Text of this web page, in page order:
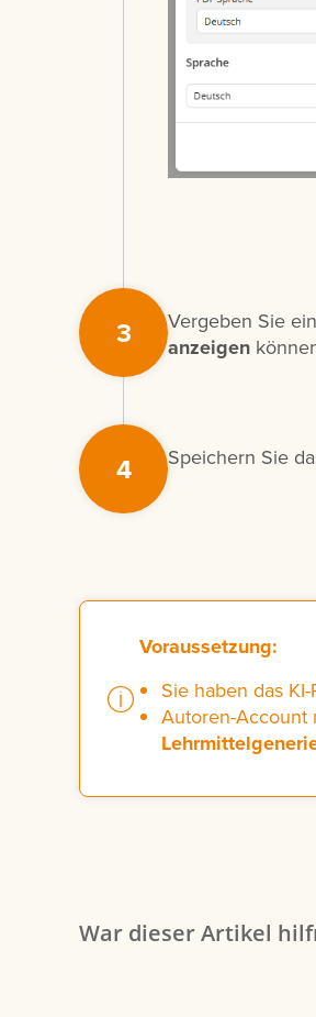
3 Vergeben Sie
anzeigen
4 Speichern Sie
Voraussetzung:
Sie haben das
Autoren-Account
War dieser Artikel